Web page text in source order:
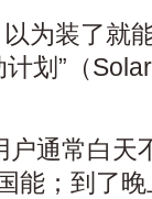
为装了就
划”（
通常白天
能；到了